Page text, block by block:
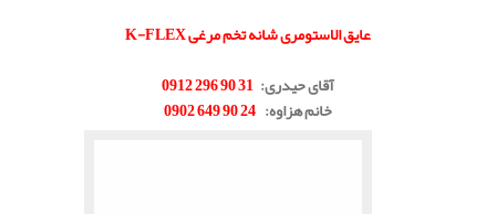
عایق الاستومری شانه تخم مرغی
آقای حیدری:
31 90 296 0912
خانم هزاوه:
24 90 649 0902